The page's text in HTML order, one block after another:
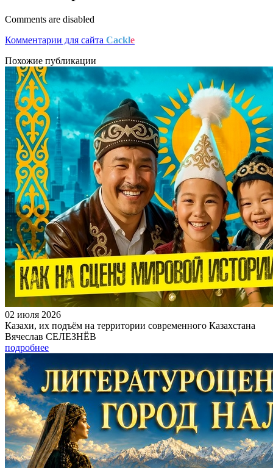
Comments are disabled
Комментарии для сайта Cackle
Похожие публикации
02 июля 2026
Казахи, их подъём на территории современного Казахстана
Вячеслав СЕЛЕЗНЁВ
подробнее